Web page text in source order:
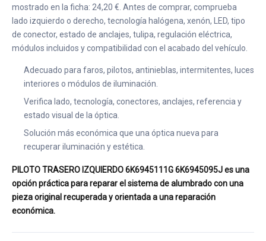
mostrado en la ficha: 24,20 €. Antes de comprar, comprueba
lado izquierdo o derecho, tecnología halógena, xenón, LED, tipo
de conector, estado de anclajes, tulipa, regulación eléctrica,
módulos incluidos y compatibilidad con el acabado del vehículo.
Adecuado para faros, pilotos, antinieblas, intermitentes, luces
interiores o módulos de iluminación.
Verifica lado, tecnología, conectores, anclajes, referencia y
estado visual de la óptica.
Solución más económica que una óptica nueva para
recuperar iluminación y estética.
PILOTO TRASERO IZQUIERDO 6K6945111G 6K6945095J es una
opción práctica para reparar el sistema de alumbrado con una
pieza original recuperada y orientada a una reparación
económica.